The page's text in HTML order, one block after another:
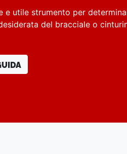
e utile strumento per
del bracciale o